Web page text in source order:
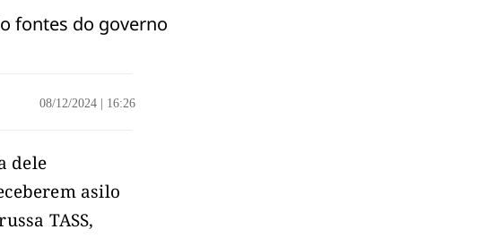
fontes do governo
08/12/2024 16:26
dele
asilo
TASS,